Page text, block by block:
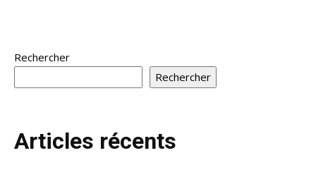
Rechercher
Rechercher
Articles récents